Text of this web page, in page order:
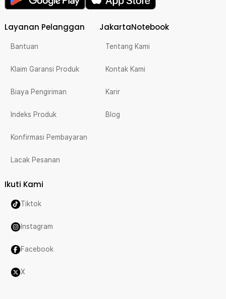
Layanan Pelanggan
Bantuan
Klaim Garansi Produk
Biaya Pengiriman
Indeks Produk
Konfirmasi Pembayaran
Lacak Pesanan
JakartaNotebook
Tentang Kami
Kontak Kami
Karir
Blog
Ikuti Kami
Tiktok
Instagram
Facebook
X